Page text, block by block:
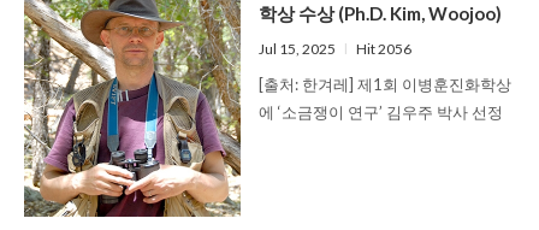
학상 수상 (Ph.D. Kim, Woojoo)
Jul 15, 2025 l Hit 2056
[출처: 한겨레] 제1회 이병훈진화학상
에 ‘소금쟁이 연구’ 김우주 박사 선정